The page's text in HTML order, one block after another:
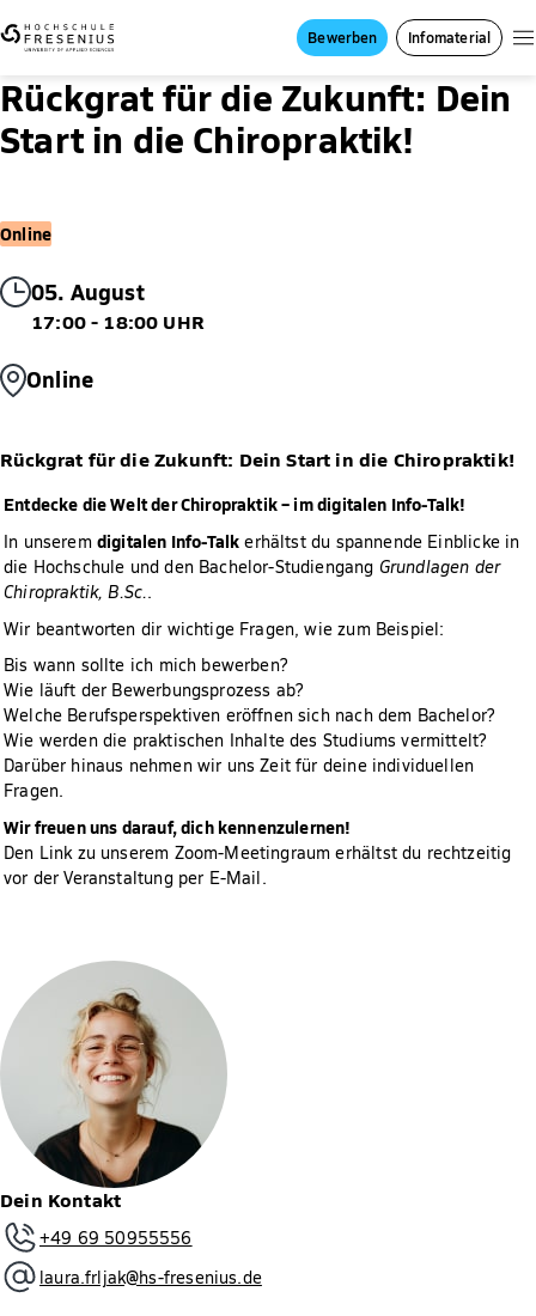
Bewerben Infomaterial
Rückgrat für die Zukunft: Dein
Start in die Chiropraktik!
05. August
17:00 - 18:00 UHR
Online
Online
Rückgrat für die Zukunft: Dein Start in die Chiropraktik!
Entdecke die Welt der Chiropraktik – im digitalen Info-Talk!
In unserem digitalen Info-Talk erhältst du spannende Einblicke in
die Hochschule und den Bachelor-Studiengang Grundlagen der
Chiropraktik, B.Sc..
Wir beantworten dir wichtige Fragen, wie zum Beispiel:
Bis wann sollte ich mich bewerben?
Wie läuft der Bewerbungsprozess ab?
Welche Berufsperspektiven eröffnen sich nach dem Bachelor?
Wie werden die praktischen Inhalte des Studiums vermittelt?
Darüber hinaus nehmen wir uns Zeit für deine individuellen
Fragen.
Wir freuen uns darauf, dich kennenzulernen!
Den Link zu unserem Zoom-Meetingraum erhältst du rechtzeitig
vor der Veranstaltung per E-Mail.
Dein Kontakt
+49 69 50955556
laura.frljak@hs-fresenius.de